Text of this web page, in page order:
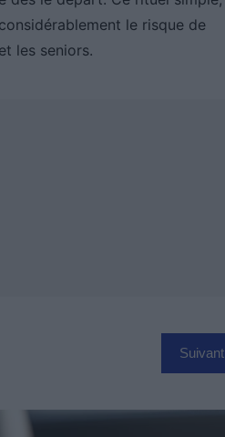
le risque de
les seniors.
Suivant